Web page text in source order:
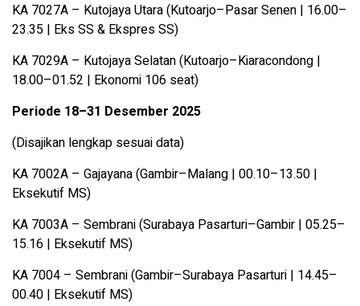
KA 7027A – Kutojaya Utara (Kutoarjo–Pasar Senen | 16.00–
23.35 | Eks SS & Ekspres SS)
KA 7029A – Kutojaya Selatan (Kutoarjo–Kiaracondong |
18.00–01.52 | Ekonomi 106 seat)
Periode 18–31 Desember 2025
(Disajikan lengkap sesuai data)
KA 7002A – Gajayana (Gambir–Malang | 00.10–13.50 |
Eksekutif MS)
KA 7003A – Sembrani (Surabaya Pasarturi–Gambir | 05.25–
15.16 | Eksekutif MS)
KA 7004 – Sembrani (Gambir–Surabaya Pasarturi | 14.45–
00.40 | Eksekutif MS)